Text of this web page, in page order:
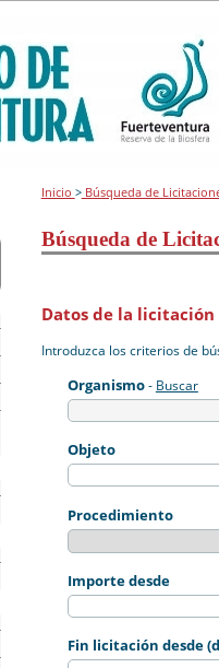
Inicio >Búsqueda de
Búsqueda de
Introduzca los criterios de
Datos de la licitación
Organismo- Buscar
Objeto
Procedimiento
Importe desde
Fin licitación desde